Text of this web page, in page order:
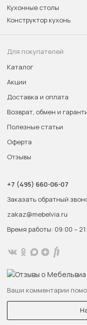
Кухонные столы
Конструктор кухонь
Для покупателей
Каталог
Акции
Доставка и оплата
Возврат, обмен и
Полезные статьи
Оферта
Отзывы
+7 (495) 660-06-07
Заказать обратный
zakaz@mebelvia.ru
Время работы: 09:00 –
Ваши комментарии